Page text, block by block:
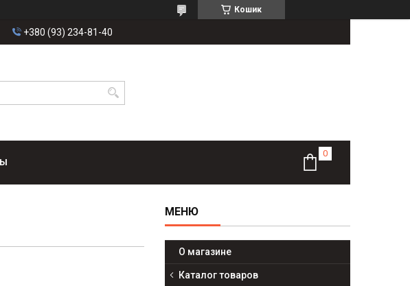
Кошик
+380 (93) 234-81-40
О магазине
Каталог товаров